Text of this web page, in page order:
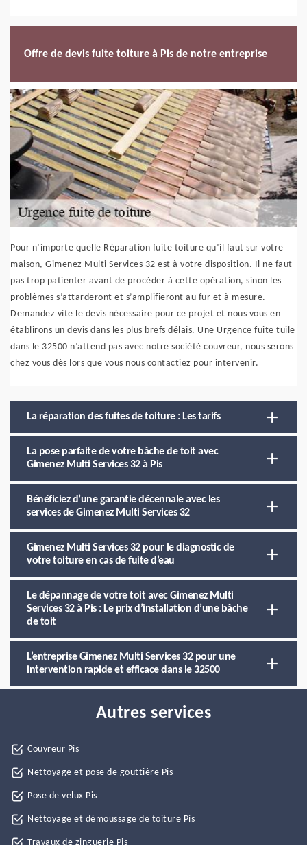
Offre de devis fuite toiture à Pis de notre entreprise
Pour n’importe quelle Réparation fuite toiture qu’il faut sur votre
maison, Gimenez Multi Services 32 est à votre disposition. Il ne faut
pas trop patienter avant de procéder à cette opération, sinon les
problèmes s’attarderont et s’amplifieront au fur et à mesure.
Demandez vite le devis nécessaire pour ce projet et nous vous en
établirons un devis dans les plus brefs délais. Une Urgence fuite tuile
dans le 32500 n’attend pas avec notre société couvreur, nous serons
chez vous dès lors que vous nous contactiez pour intervenir.
La réparation des fuites de toiture : Les tarifs
La pose parfaite de votre bâche de toit avec
Gimenez Multi Services 32 à Pis
Bénéficiez d’une garantie décennale avec les
services de Gimenez Multi Services 32
Gimenez Multi Services 32 pour le diagnostic de
votre toiture en cas de fuite d’eau
Le dépannage de votre toit avec Gimenez Multi
Services 32 à Pis : Le prix d’installation d’une bâche
de toit
L’entreprise Gimenez Multi Services 32 pour une
intervention rapide et efficace dans le 32500
Autres services
Couvreur Pis
Nettoyage et pose de gouttière Pis
Pose de velux Pis
Nettoyage et démoussage de toiture Pis
Travaux de zinguerie Pis